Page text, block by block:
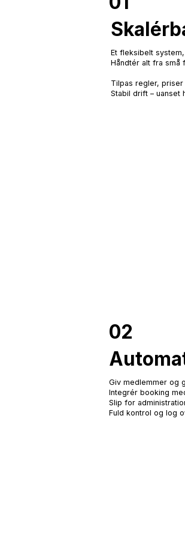
Et fleksibelt
Håndtér alt fra
Tilpas regler,
Stabil drift – uanset
02
Giv medlemmer og
Integrér booking
Slip for
Fuld kontrol og log